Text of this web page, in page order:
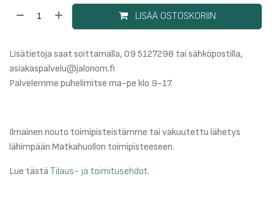
LISÄÄ OSTOSKORIIN
Lisätietoja saat soittamalla, 09 5127298 tai sähköpostilla,
asiakaspalvelu@jalonom.fi
Palvelemme puhelimitse ma-pe klo 9-17.
Ilmainen nouto toimipisteistämme tai vakuutettu lähetys
lähimpään Matkahuollon toimipisteeseen.
Lue tästä Tilaus- ja toimitusehdot.